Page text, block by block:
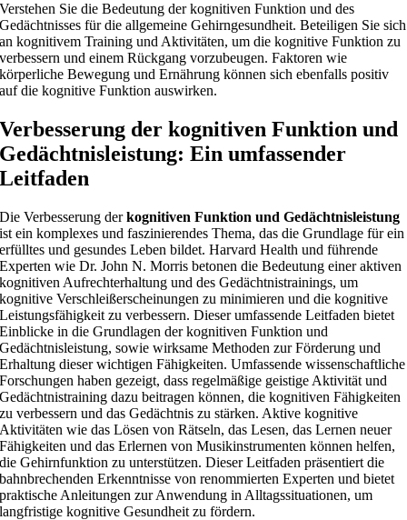
Verstehen Sie die Bedeutung der kognitiven Funktion und des
Gedächtnisses für die allgemeine Gehirngesundheit. Beteiligen Sie sich
an kognitivem Training und Aktivitäten, um die kognitive Funktion zu
verbessern und einem Rückgang vorzubeugen. Faktoren wie
körperliche Bewegung und Ernährung können sich ebenfalls positiv
auf die kognitive Funktion auswirken.
Verbesserung der kognitiven Funktion und
Gedächtnisleistung: Ein umfassender
Leitfaden
Die Verbesserung derkognitiven Funktion und Gedächtnisleistung
ist ein komplexes und faszinierendes Thema, das die Grundlage für ein
erfülltes und gesundes Leben bildet. Harvard Health und führende
Experten wie Dr. John N. Morris betonen die Bedeutung einer aktiven
kognitiven Aufrechterhaltung und des Gedächtnistrainings, um
kognitive Verschleißerscheinungen zu minimieren und die kognitive
Leistungsfähigkeit zu verbessern. Dieser umfassende Leitfaden bietet
Einblicke in die Grundlagen der kognitiven Funktion und
Gedächtnisleistung, sowie wirksame Methoden zur Förderung und
Erhaltung dieser wichtigen Fähigkeiten. Umfassende wissenschaftliche
Forschungen haben gezeigt, dass regelmäßige geistige Aktivität und
Gedächtnistraining dazu beitragen können, die kognitiven Fähigkeiten
zu verbessern und das Gedächtnis zu stärken. Aktive kognitive
Aktivitäten wie das Lösen von Rätseln, das Lesen, das Lernen neuer
Fähigkeiten und das Erlernen von Musikinstrumenten können helfen,
die Gehirnfunktion zu unterstützen. Dieser Leitfaden präsentiert die
bahnbrechenden Erkenntnisse von renommierten Experten und bietet
praktische Anleitungen zur Anwendung in Alltagssituationen, um
langfristige kognitive Gesundheit zu fördern.